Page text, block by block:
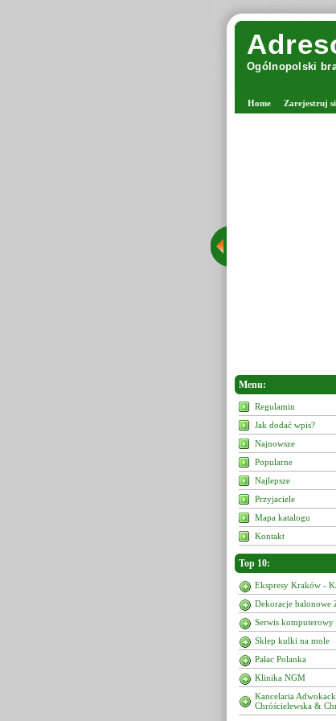
Ogólnopolski
Home Zarejestruj
Menu:
Regulamin
Jak dodać wpis?
Najnowsze
Popularne
Najlepsze
Przyjaciele
Mapa katalogu
Kontakt
Top 10:
Ekspresy Kraków -
Dekoracje balonowe
Serwis komputerowy
Sklep kulki na mole
Pałac Polanka
Klinika NGM
Kancelaria
Chróścielewska &